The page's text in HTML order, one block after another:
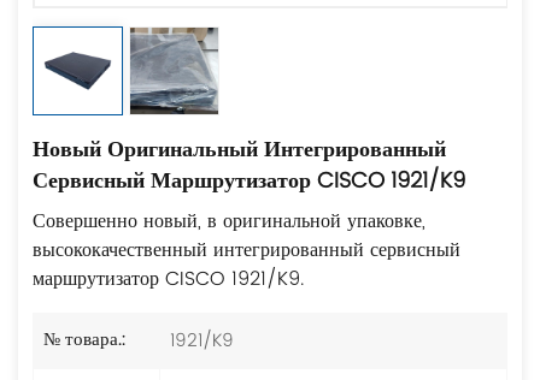
Новый Оригинальный Интегрированный
Сервисный Маршрутизатор CISCO 1921/K9
Совершенно новый, в оригинальной упаковке,
высококачественный интегрированный сервисный
маршрутизатор CISCO 1921/K9.
№ товара.:
1921/K9